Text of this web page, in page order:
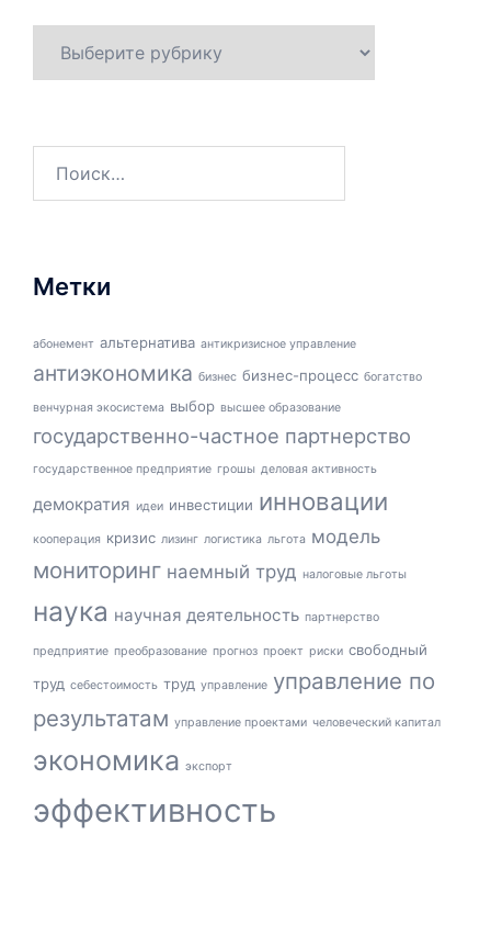
Метки
абонемент альтернатива антикризисное управление
антиэкономика бизнес бизнес-процесс богатство
венчурная экосистема выбор высшее образование
государственно-частное партнерство
государственное предприятие грошы деловая активность
демократия идеи инвестиции инновации
кооперация кризис лизинг логистика льгота модель
мониторинг наемный труд налоговые льготы
наука научная деятельность партнерство
предприятие преобразование прогноз проект риски свободный
труд себестоимость труд управление управление по
результатам управление проектами человеческий капитал
экономика экспорт
эффективность